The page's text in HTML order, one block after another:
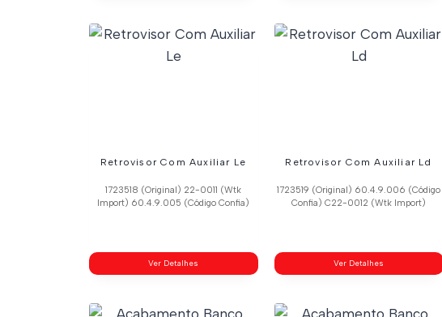
Retrovisor Com Auxiliar Le
1723518 (Original) 22-0011 (Wtk
Import) 60.4.9.005 (Código Confia)
Ver Detalhes
Retrovisor Com Auxiliar Ld
1723519 (Original) 60.4.9.006 (Código
Confia) C22-0012 (Wtk Import)
Ver Detalhes